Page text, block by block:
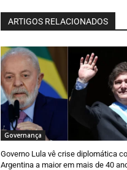
ARTIGOS RELACIONADOS
Governança
Governo Lula vê crise diplomática
Argentina a maior em mais de 40